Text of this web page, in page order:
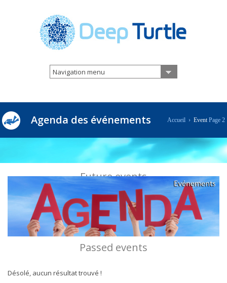
Navigation menu
Agenda des événements Accueil› Event Page 2
Future events
Passed events
Désolé, aucun résultat trouvé !